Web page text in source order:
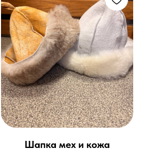
Шапка мех и кожа